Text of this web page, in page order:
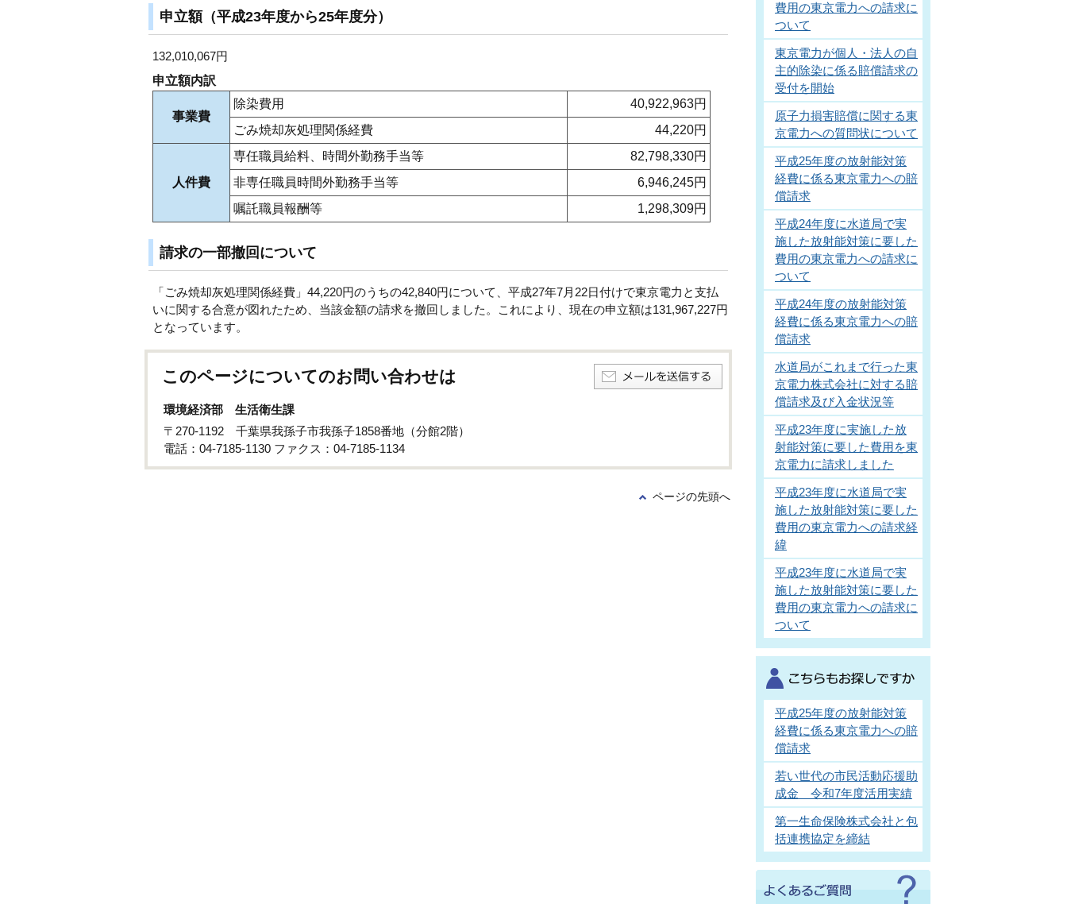
申立額（平成23年度から25年度分）
132,010,067円
申立額内訳
事業費
除染費用
40,922,963円
ごみ焼却灰処理関係経費
44,220円
人件費
専任職員給料、時間外勤務手当等
82,798,330円
非専任職員時間外勤務手当等
6,946,245円
嘱託職員報酬等
1,298,309円
請求の一部撤回について
「ごみ焼却灰処理関係経費」44,220円のうちの42,840円について、平成27年7月22日付けで東京電力と支払
いに関する合意が図れたため、当該金額の請求を撤回しました。これにより、現在の申立額は131,967,227円
となっています。
このページについてのお問い合わせは
環境経済部 生活衛生課
〒270-1192 千葉県我孫子市我孫子1858番地（分館2階）
電話：04-7185-1130 ファクス：04-7185-1134
ページの先頭へ
費用の東京電力への請求に
ついて
東京電力が個人・法人の自
主的除染に係る賠償請求の
受付を開始
原子力損害賠償に関する東
京電力への質問状について
平成25年度の放射能対策
経費に係る東京電力への賠
償請求
平成24年度に水道局で実
施した放射能対策に要した
費用の東京電力への請求に
ついて
平成24年度の放射能対策
経費に係る東京電力への賠
償請求
水道局がこれまで行った東
京電力株式会社に対する賠
償請求及び入金状況等
平成23年度に実施した放
射能対策に要した費用を東
京電力に請求しました
平成23年度に水道局で実
施した放射能対策に要した
費用の東京電力への請求経
緯
平成23年度に水道局で実
施した放射能対策に要した
費用の東京電力への請求に
ついて
平成25年度の放射能対策
経費に係る東京電力への賠
償請求
若い世代の市民活動応援助
成金 令和7年度活用実績
第一生命保険株式会社と包
括連携協定を締結